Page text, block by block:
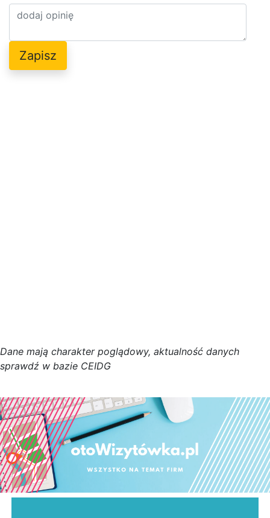
Zapisz
Dane mają charakter poglądowy, aktualność danych
sprawdź w bazie CEIDG